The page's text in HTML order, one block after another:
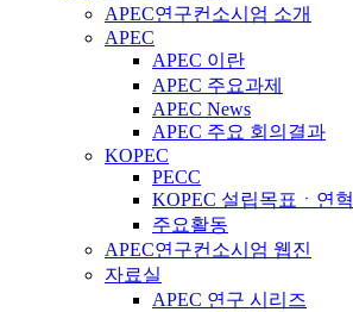
APEC연구컨소시엄 소개
APEC
APEC 이란
APEC 주요과제
APEC News
APEC 주요 회의결과
KOPEC
PECC
KOPEC 설립목표ㆍ연혁
주요활동
APEC연구컨소시엄 웹진
자료실
APEC 연구 시리즈